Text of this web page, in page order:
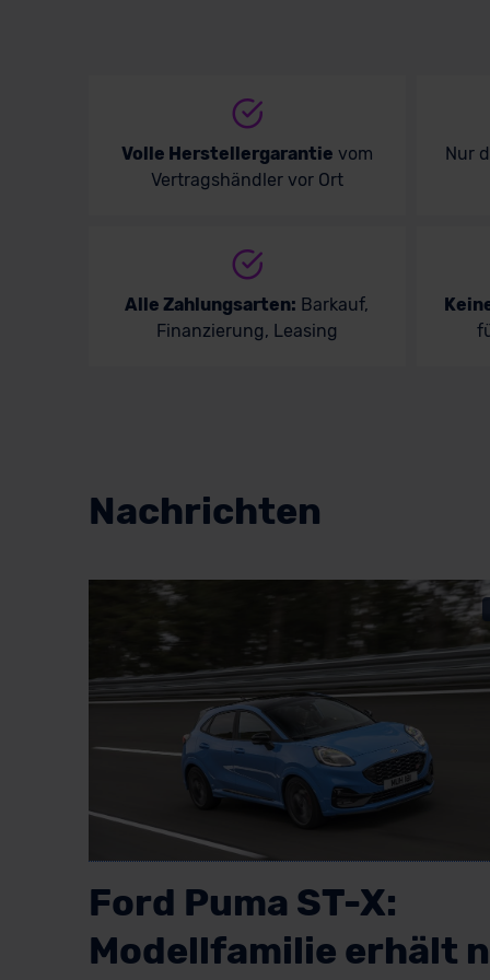
Volle Herstellergarantie vom
Vertragshändler vor Ort
Nur
Alle Zahlungsarten: Barkauf,
Finanzierung, Leasing
Nachrichten
Ford Puma ST-X:
Modellfamilie erhält